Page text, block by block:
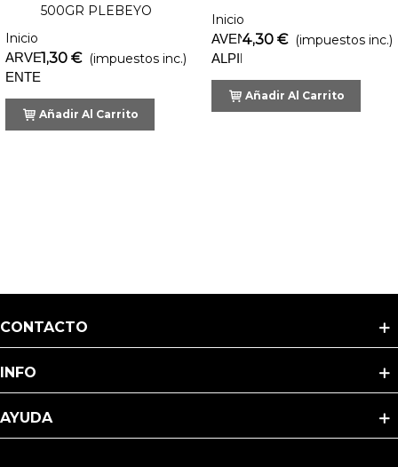
Inicio
ARVEJA
ENTERA
VERDE
500GR
PLEBEYO
1,30 € (impuestos inc.)
Añadir Al Carrito
Inicio
AVENA
ALPINA
1L
4,30 € (impuestos inc.)
Añadir Al Carrito
CONTACTO
INFO
AYUDA